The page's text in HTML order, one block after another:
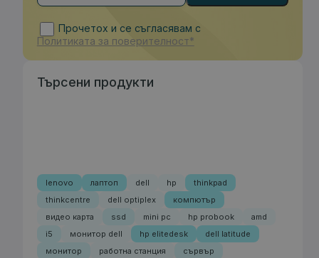
Прочетох и се съгласявам с
Политиката за поверителност*
Търсени продукти
lenovo лаптоп dell hp
thinkpad
thinkcentre
dell optiplex
компютър
видео карта
ssd mini pc hp probook
amd
i5
монитор dell hp elitedesk
dell latitude
монитор
работна станция сървър